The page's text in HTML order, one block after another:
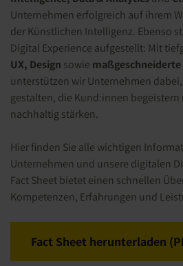
Unternehmen erfolgreich auf ihrem
der Künstlichen Intelligenz. Ebenso
Digital Experience aufgestellt: Mit
UX, Design sowie
unterstützen wir Unternehmen
gestalten, die Kund:innen
nachhaltig stärken.
Hier finden Sie alle wichtigen
Unternehmen und unsere digitalen
Fact Sheet bietet einen schnellen
Kompetenzen, Erfahrungen und
Fact Sheet herunterladen